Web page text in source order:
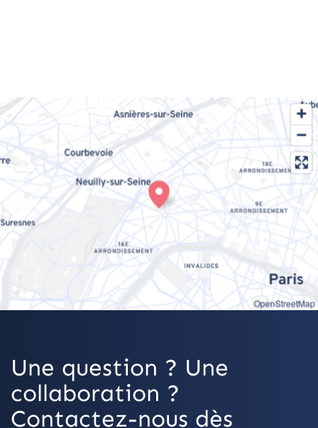
OpenStreetMap
Une question ? Une
collaboration ?
Contactez-nous dès